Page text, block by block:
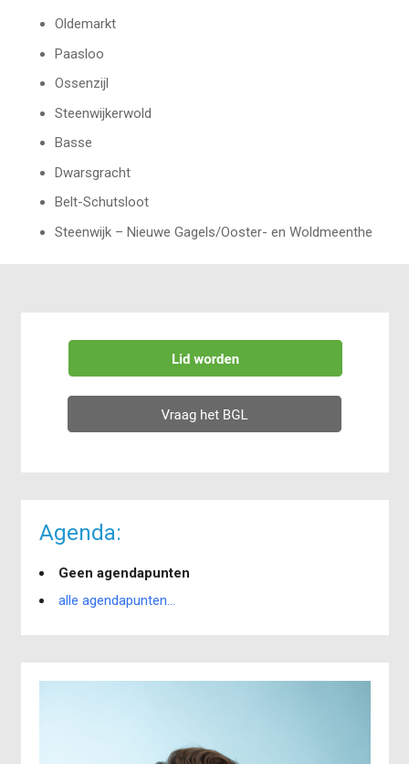
Oldemarkt
Paasloo
Ossenzijl
Steenwijkerwold
Basse
Dwarsgracht
Belt-Schutsloot
Steenwijk – Nieuwe Gagels/Ooster- en Woldmeenthe
Agenda:
Geen agendapunten
alle agendapunten...